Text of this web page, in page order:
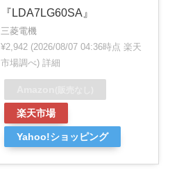
『LDA7LG60SA』
三菱電機
¥2,942 (2026/08/07 04:36時点 楽天
市場調べ) 詳細
楽天市場
Yahoo!ショッピング